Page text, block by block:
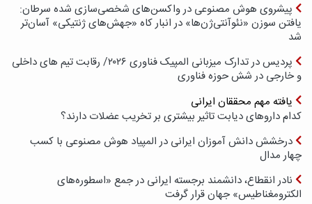
پیشروی هوش مصنوعی در واکسن‌های شخصی‌سازی شده سرطان:
یافتن سوزن «نئوآنتی‌ژن‌ها» در انبار کاه «جهش‌های ژنتیکی» آسان‌تر
شد
پردیس در تدارک میزبانی المپیک فناوری ۲۰۲۶/ رقابت تیم های داخلی
و خارجی در شش حوزه فناوری
یافته مهم محققان ایرانی
کدام داروهای دیابت تاثیر بیشتری بر تخریب عضلات دارند؟
درخشش دانش آموزان ایرانی در المپیاد هوش مصنوعی با کسب
چهار مدال
نادر انقطاع، دانشمند برجسته ایرانی در جمع «اسطوره‌های
الکترومغناطیس» جهان قرار گرفت